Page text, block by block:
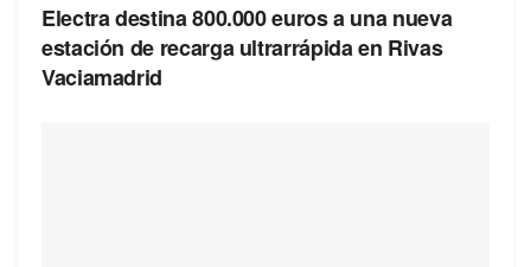
Electra destina 800.000 euros a una nueva
estación de recarga ultrarrápida en Rivas
Vaciamadrid